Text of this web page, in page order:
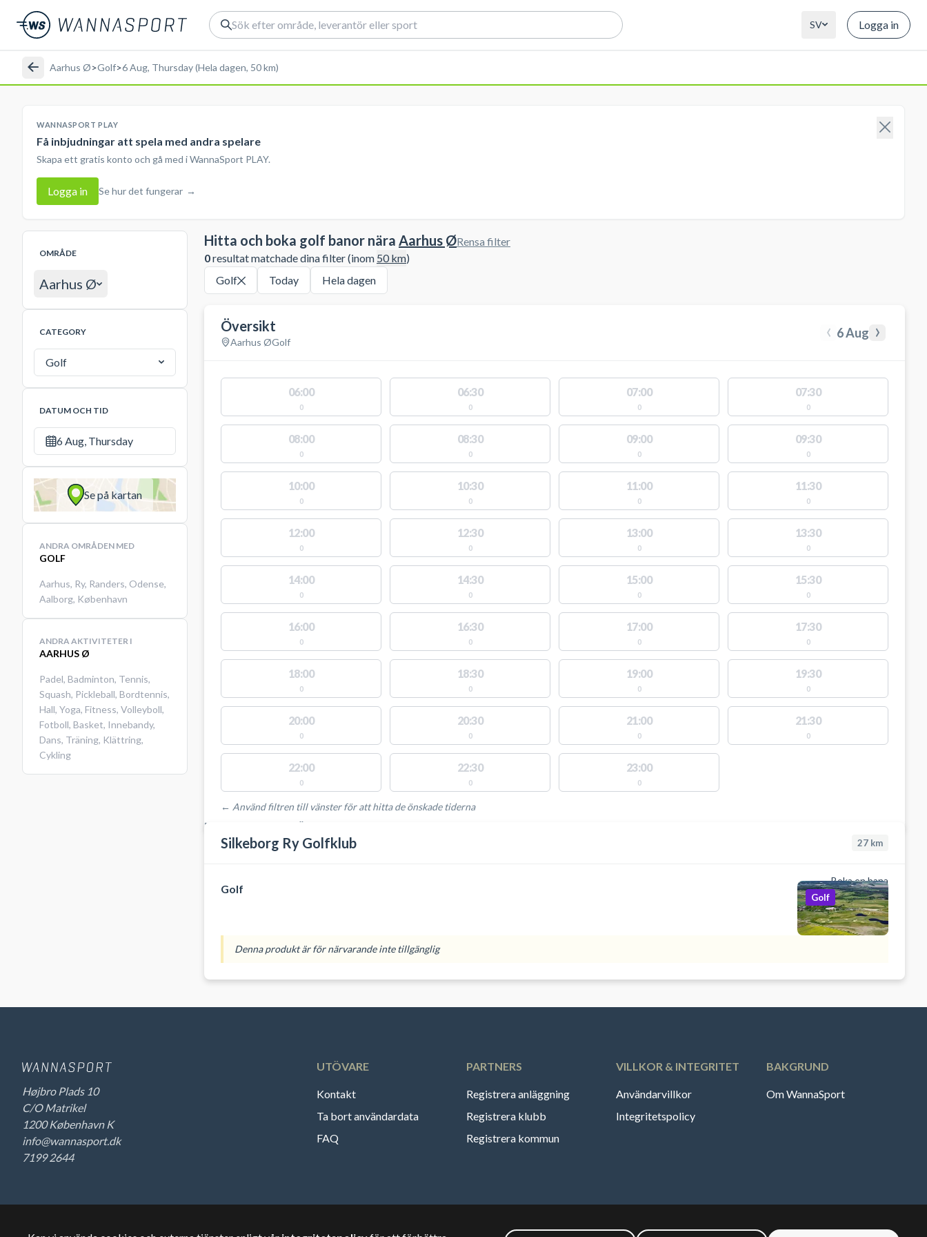
SV Logga in
Aarhus Ø>Golf>6 Aug, Thursday (Hela dagen, 50 km)
WANNASPORT PLAY
Få inbjudningar att spela med andra spelare
Skapa ett gratis konto och gå med i WannaSport PLAY.
Logga in Se hur det fungerar →
OMRÅDE
Aarhus Ø
CATEGORY
Golf
DATUM OCH TID
6 Aug, Thursday
Se på kartan
ANDRA OMRÅDEN MED
GOLF
Aarhus, Ry, Randers, Odense,
Aalborg, København
ANDRA AKTIVITETER I
AARHUS Ø
Padel, Badminton, Tennis,
Squash, Pickleball, Bordtennis,
Hall, Yoga, Fitness, Volleyboll,
Fotboll, Basket, Innebandy,
Dans, Träning, Klättring,
Cykling
Hitta och boka golf banor nära Aarhus Ø
0resultat matchade dina filter (inom 50km)
Rensa filter
Golf Today Hela dagen
Översikt
Aarhus ØGolf ‹ 6 Aug ›
06:00
0
06:30
0
07:00
0
07:30
0
08:00
0
08:30
0
09:00
0
09:30
0
10:00
0
10:30
0
11:00
0
11:30
0
12:00
0
12:30
0
13:00
0
13:30
0
14:00
0
14:30
0
15:00
0
15:30
0
16:00
0
16:30
0
17:00
0
17:30
0
18:00
0
18:30
0
19:00
0
19:30
0
20:00
0
20:30
0
21:00
0
21:30
0
22:00
0
22:30
0
23:00
0
← Använd filtren till vänster för att hitta de önskade tiderna
PLATSER MED TILLGÄNGLIGA AKTIVITETER
Silkeborg Ry Golfklub 27 km
Boka en bana
Golf
Golf
Denna produkt är för närvarande inte tillgänglig
Højbro Plads 10
C/O Matrikel
1200 København K
info@wannasport.dk
7199 2644
UTÖVARE
Kontakt
Ta bort användardata
FAQ
PARTNERS
Registrera anläggning
Registrera klubb
Registrera kommun
VILLKOR & INTEGRITET
Användarvillkor
Integritetspolicy
BAKGRUND
Om WannaSport